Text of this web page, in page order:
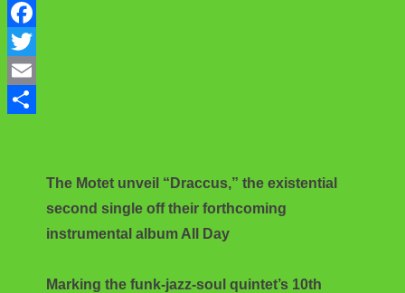
F
a
c
T
w
E
The Motet unveil “Draccus,” the existential
second single off their forthcoming
instrumental album All Day
Marking the funk-jazz-soul quintet’s 10th